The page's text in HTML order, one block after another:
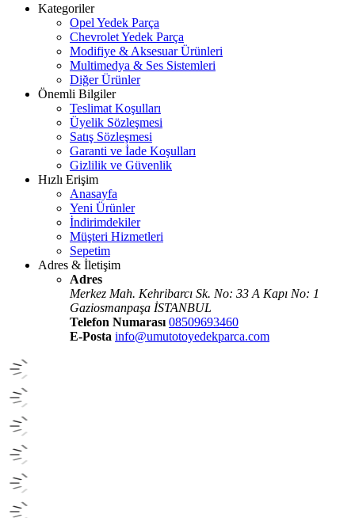
Kategoriler
Opel Yedek Parça
Chevrolet Yedek Parça
Modifiye & Aksesuar Ürünleri
Multimedya & Ses Sistemleri
Diğer Ürünler
Önemli Bilgiler
Teslimat Koşulları
Üyelik Sözleşmesi
Satış Sözleşmesi
Garanti ve İade Koşulları
Gizlilik ve Güvenlik
Hızlı Erişim
Anasayfa
Yeni Ürünler
İndirimdekiler
Müşteri Hizmetleri
Sepetim
Adres & İletişim
Adres
Merkez Mah. Kehribarcı Sk. No: 33 A Kapı No: 1
Gaziosmanpaşa İSTANBUL
Telefon Numarası 08509693460
E-Posta info@umutotoyedekparca.com